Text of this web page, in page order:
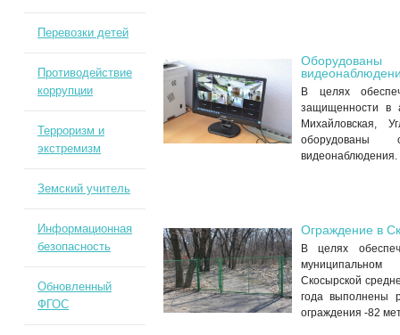
Оборудованы
В целях
защищенности в
оборудованы
видеонаблюдения.
Ограждение в
В целях
Скосырской
года выполнены
ограждения -82
Перевозки детей
Противодействие
коррупции
Терроризм и
экстремизм
Земский учитель
Информационная
безопасность
Обновленный
ФГОС